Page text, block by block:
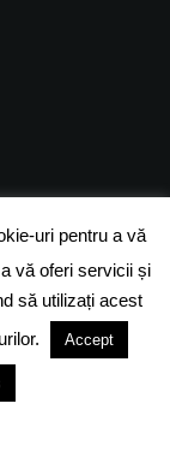
reserved.
COOKIES
SI CONDITII
uri pentru a vă
vă oferi servicii și
să utilizați acest
Accept